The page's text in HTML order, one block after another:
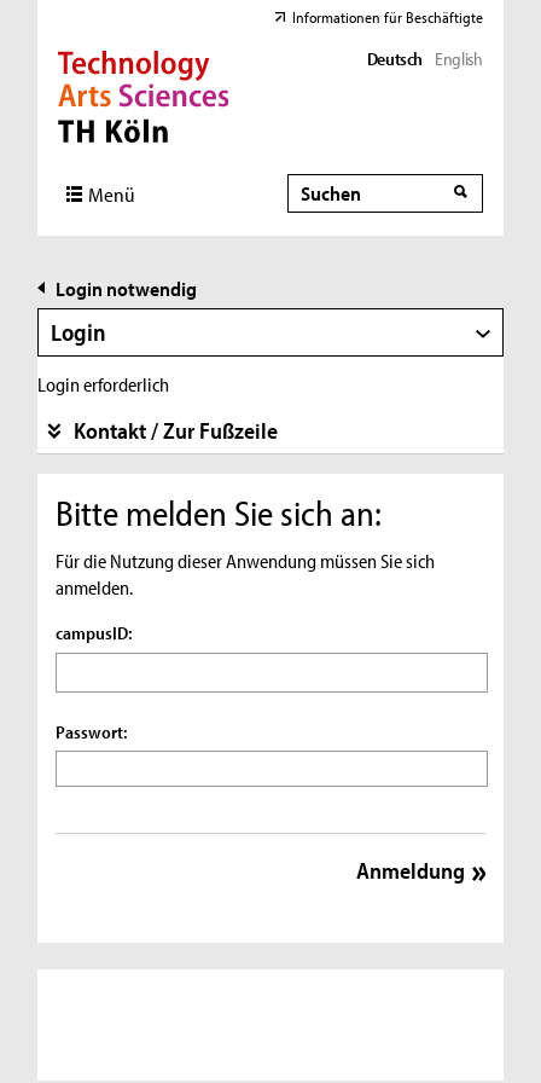
Direkt zur Hauptnavigation
Direkt zur Subnavigation
Direkt zum Inhalt
Direkt zum Fußbereich
Informationen für Beschäftigte
Deutsch English
Menü Suche
Suche
Login notwendig
Login
Login erforderlich
Kontakt / Zur Fußzeile
Bitte melden Sie sich an:
Für die Nutzung dieser Anwendung müssen Sie sich
anmelden.
campusID:
Passwort: